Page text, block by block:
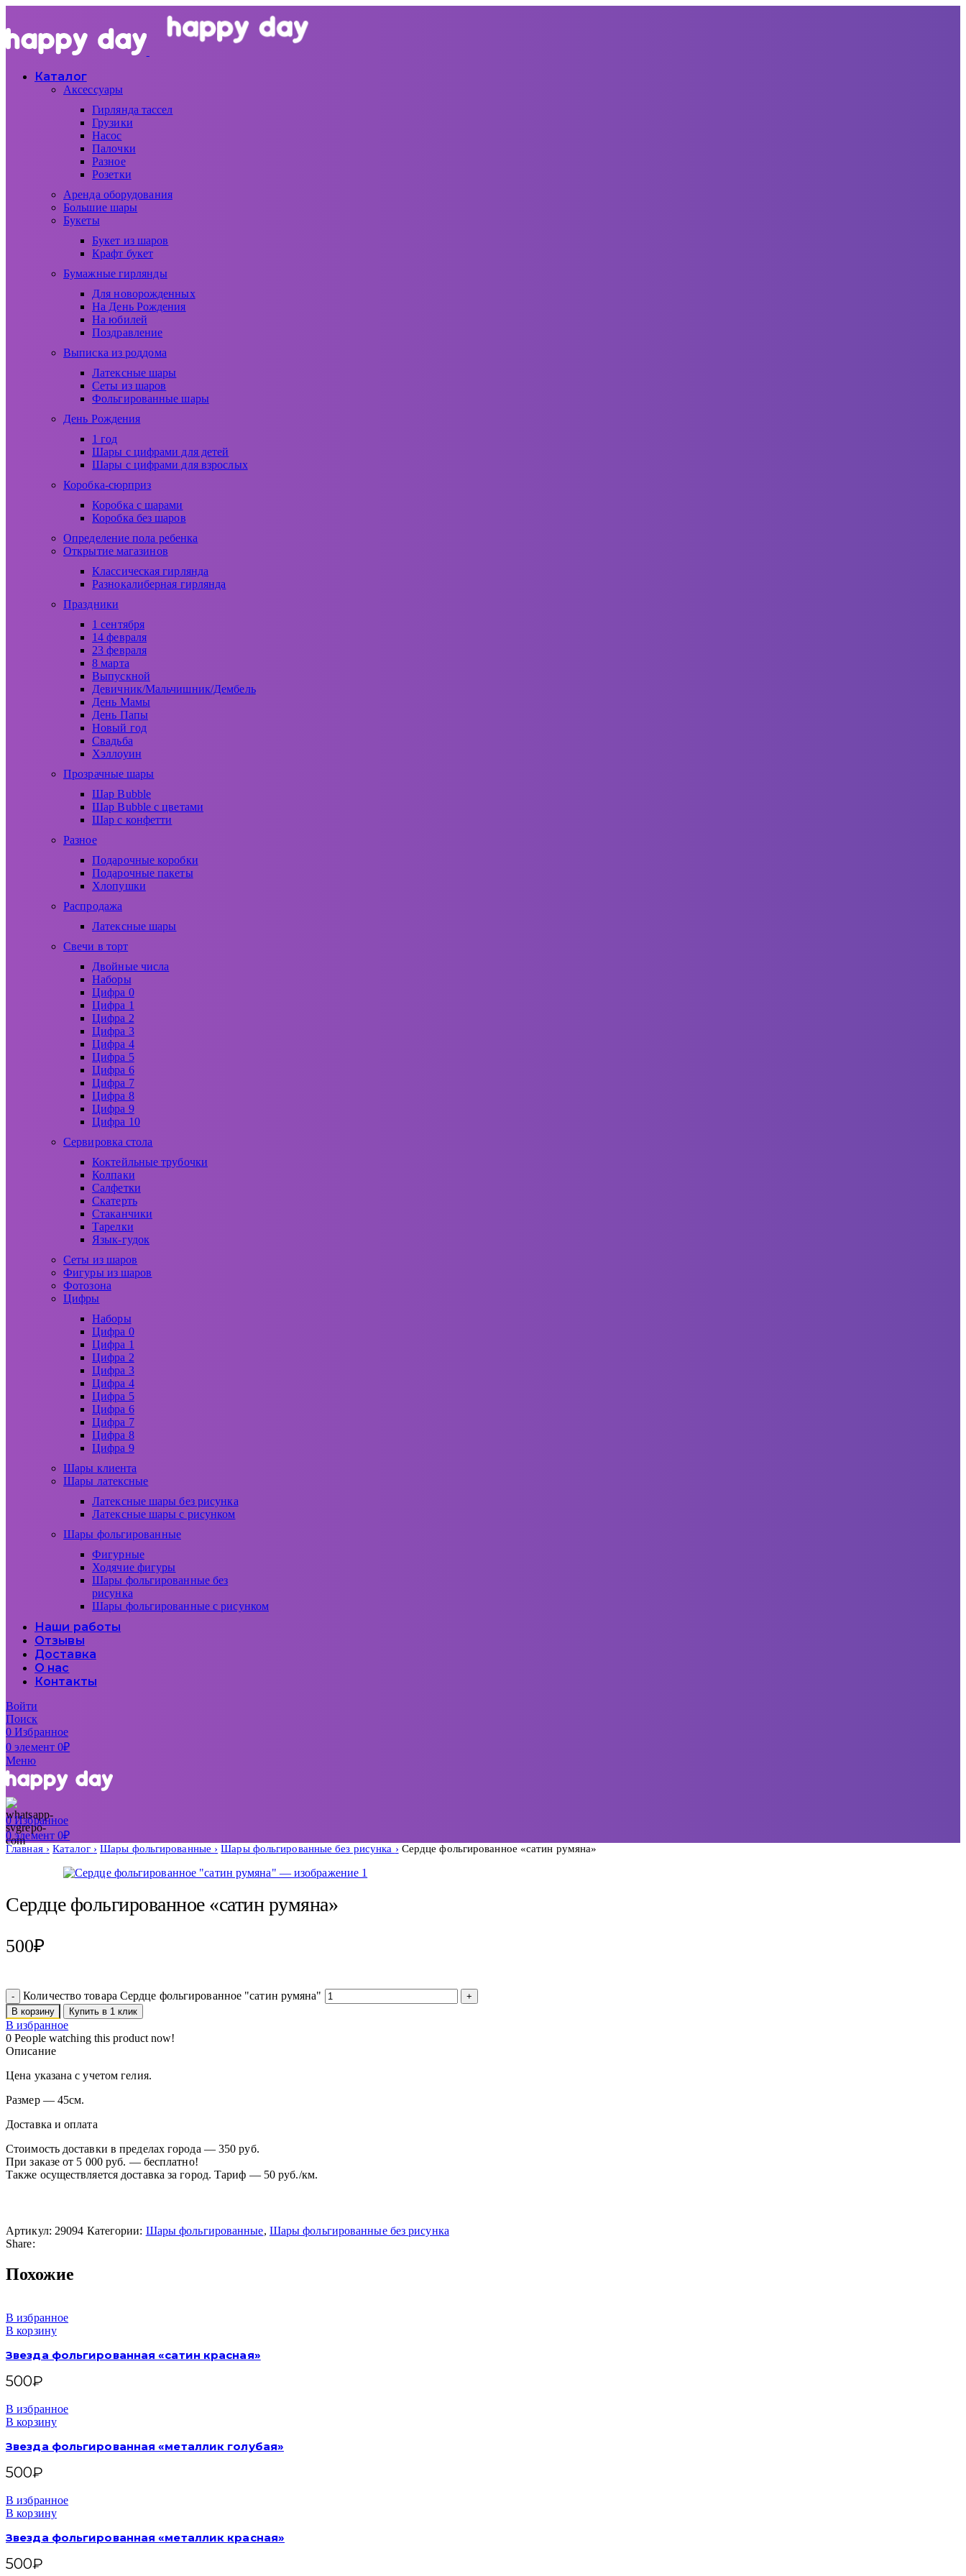
Каталог
Аксессуары
Гирлянда тассел
Грузики
Насос
Палочки
Разное
Розетки
Аренда оборудования
Большие шары
Букеты
Букет из шаров
Крафт букет
Бумажные гирлянды
Для новорожденных
На День Рождения
На юбилей
Поздравление
Выписка из роддома
Латексные шары
Сеты из шаров
Фольгированные шары
День Рождения
1 год
Шары с цифрами для детей
Шары с цифрами для взрослых
Коробка-сюрприз
Коробка с шарами
Коробка без шаров
Определение пола ребенка
Открытие магазинов
Классическая гирлянда
Разнокалиберная гирлянда
Праздники
1 сентября
14 февраля
23 февраля
8 марта
Выпускной
Девичник/Мальчишник/Дембель
День Мамы
День Папы
Новый год
Свадьба
Хэллоуин
Прозрачные шары
Шар Bubble
Шар Bubble с цветами
Шар с конфетти
Разное
Подарочные коробки
Подарочные пакеты
Хлопушки
Распродажа
Латексные шары
Свечи в торт
Двойные числа
Наборы
Цифра 0
Цифра 1
Цифра 2
Цифра 3
Цифра 4
Цифра 5
Цифра 6
Цифра 7
Цифра 8
Цифра 9
Цифра 10
Сервировка стола
Коктейльные трубочки
Колпаки
Салфетки
Скатерть
Стаканчики
Тарелки
Язык-гудок
Сеты из шаров
Фигуры из шаров
Фотозона
Цифры
Наборы
Цифра 0
Цифра 1
Цифра 2
Цифра 3
Цифра 4
Цифра 5
Цифра 6
Цифра 7
Цифра 8
Цифра 9
Шары клиента
Шары латексные
Латексные шары без рисунка
Латексные шары с рисунком
Шары фольгированные
Фигурные
Ходячие фигуры
Шары фольгированные без
рисунка
Шары фольгированные с рисунком
Наши работы
Отзывы
Доставка
О нас
Контакты
Войти
Поиск
0Избранное
0элемент 0₽
Меню
0Избранное
0элемент 0₽
Главная Каталог Шары фольгированные Шары фольгированные без рисунка Сердце фольгированное «сатин румяна»
Сердце фольгированное «сатин румяна»
500₽
Количество товара Сердце фольгированное "сатин румяна"
В корзину Купить в 1 клик
В избранное
0 People watching this product now!
Описание
Цена указана с учетом гелия.
Размер — 45см.
Доставка и оплата
Стоимость доставки в пределах города — 350 руб.
При заказе от 5 000 руб. — бесплатно!
Также осуществляется доставка за город. Тариф — 50 руб./км.
Артикул: 29094 Категории: Шары фольгированные, Шары фольгированные без рисунка
Share:
Похожие
В избранное
В корзину
Звезда фольгированная «сатин красная»
500₽
В избранное
В корзину
Звезда фольгированная «металлик голубая»
500₽
В избранное
В корзину
Звезда фольгированная «металлик красная»
500₽